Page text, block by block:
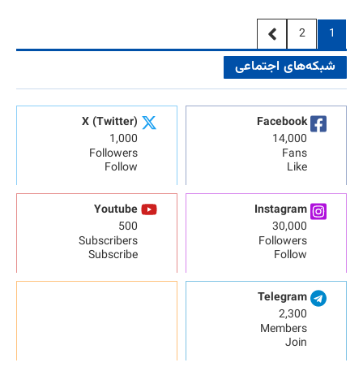
1
2
شبکه‌های اجتماعی
Facebook
14,000
Fans
Like
X (Twitter)
1,000
Followers
Follow
Instagram
30,000
Followers
Follow
Youtube
500
Subscribers
Subscribe
Telegram
2,300
Members
Join